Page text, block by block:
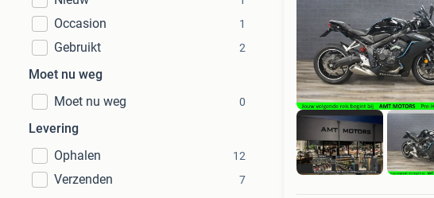
Occasion 1
Gebruikt 2
Moet nu weg
Moet nu weg
0
Levering
Ophalen
12
Verzenden 7